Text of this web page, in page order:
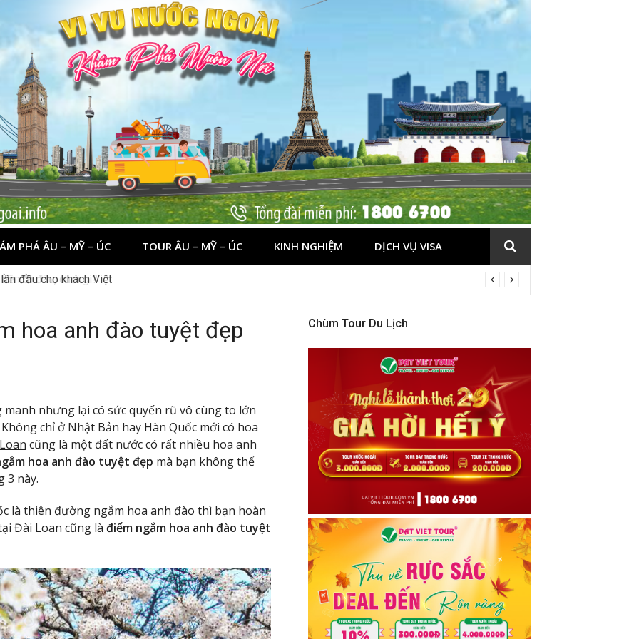
PHÁ ÂU – MỸ – ÚC TOUR ÂU – MỸ – ÚC KINH NGHIỆM DỊCH VỤ VISA
đi đâu, chơi gì?
hoa anh đào tuyệt đẹp
nhưng lại có sức quyến rũ vô cùng to lớn
chỉ ở Nhật Bản hay Hàn Quốc mới có hoa
cũng là một đất nước có rất nhiều hoa anh
hoa anh đào tuyệt đẹp mà bạn không thể
3 này.
là thiên đường ngắm hoa anh đào thì bạn hoàn
Đài Loan cũng là điểm ngắm hoa anh đào tuyệt
Chùm Tour Du Lịch